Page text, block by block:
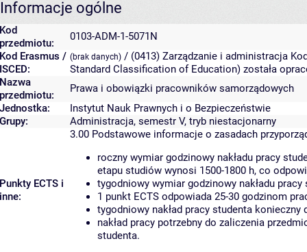
Informacje ogólne
Kod
przedmiotu:
0103-ADM-1-5071N
Kod Erasmus /
ISCED:
(brak danych) / (0413) Zarządzanie i administracja
Standard Classification of Education) została
Nazwa
przedmiotu:
Prawa i obowiązki pracowników samorządowych
Jednostka:
Instytut Nauk Prawnych i o Bezpieczeństwie
Grupy:
Administracja, semestr V, tryb niestacjonarny
Punkty ECTS i
inne:
3.00 Podstawowe informacje o zasadach
roczny wymiar godzinowy nakładu pracy
etapu studiów wynosi 1500-1800 h, co
tygodniowy wymiar godzinowy nakładu
1 punkt ECTS odpowiada 25-30 godzinom
tygodniowy nakład pracy studenta
nakład pracy potrzebny do zaliczenia
studenta.